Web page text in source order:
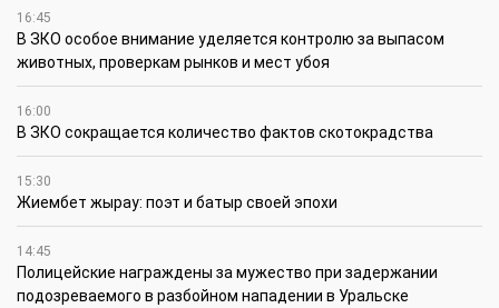
16:45
В ЗКО особое внимание уделяется контролю за выпасом
животных, проверкам рынков и мест убоя
16:00
В ЗКО сокращается количество фактов скотокрадства
15:30
Жиембет жырау: поэт и батыр своей эпохи
14:45
Полицейские награждены за мужество при задержании
подозреваемого в разбойном нападении в Уральске